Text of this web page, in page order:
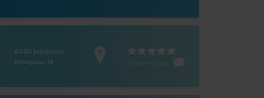
6020 Innsbruck
Etrichgasse 14 4 Bewertungen